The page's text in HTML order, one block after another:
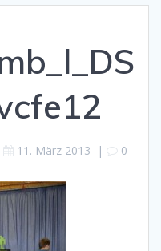
11. März 2013 | 0